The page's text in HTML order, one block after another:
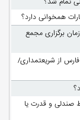
همخوانی دارد؟
برگزاری مجمع
از شریعتمداری/
و قدرت یا